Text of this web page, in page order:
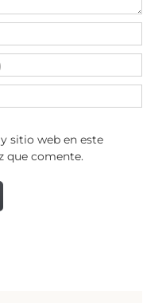
sitio web en este
que comente.